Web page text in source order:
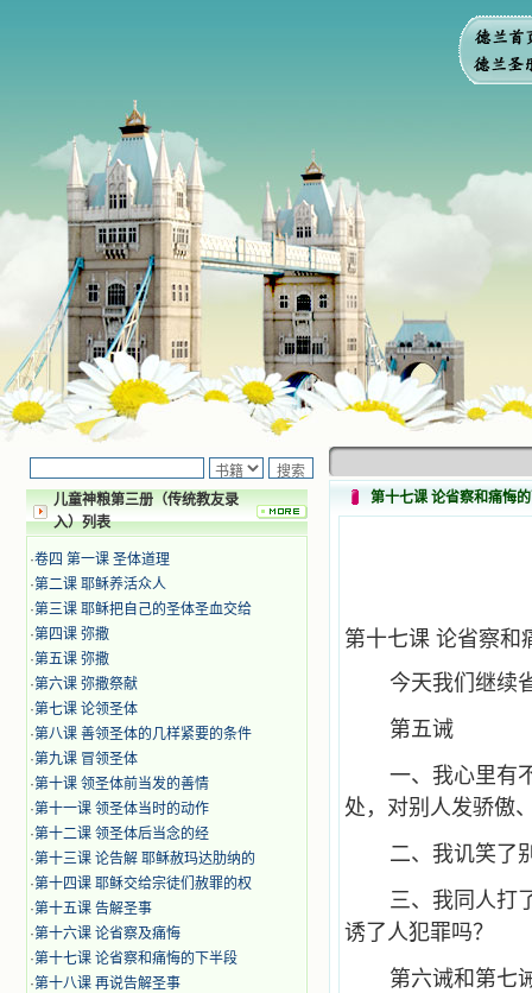
儿童神粮第三册（传统教友录
入）列表
·卷四 第一课 圣体道理
·第二课 耶稣养活众人
·第三课 耶稣把自己的圣体圣血交给
·第四课 弥撒
·第五课 弥撒
·第六课 弥撒祭献
·第七课 论领圣体
·第八课 善领圣体的几样紧要的条件
·第九课 冒领圣体
·第十课 领圣体前当发的善情
·第十一课 领圣体当时的动作
·第十二课 领圣体后当念的经
·第十三课 论告解 耶稣赦玛达肋纳的
·第十四课 耶稣交给宗徒们赦罪的权
·第十五课 告解圣事
·第十六课 论省察及痛悔
·第十七课 论省察和痛悔的下半段
·第十八课 再说告解圣事
第十七课 论省察和痛悔
第十七课 论省察和
今天我们继续
第五诫
一、我心里有
处，对别人发骄傲
二、我讥笑了
三、我同人打
诱了人犯罪吗？
第六诫和第七